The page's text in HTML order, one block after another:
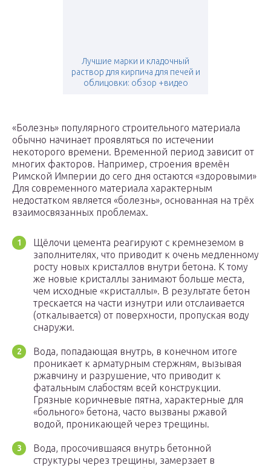
Лучшие марки и кладочный
раствор для кирпича для печей и
облицовки: обзор +видео
«Болезнь» популярного строительного материала
обычно начинает проявляться по истечении
некоторого времени. Временной период зависит от
многих факторов. Например, строения времён
Римской Империи до сего дня остаются «здоровыми»
Для современного материала характерным
недостатком является «болезнь», основанная на трёх
взаимосвязанных проблемах.
Щёлочи цемента реагируют с кремнеземом в
заполнителях, что приводит к очень медленному
росту новых кристаллов внутри бетона. К тому
же новые кристаллы занимают больше места,
чем исходные «кристаллы». В результате бетон
трескается на части изнутри или отслаивается
(откалывается) от поверхности, пропуская воду
снаружи.
Вода, попадающая внутрь, в конечном итоге
проникает к арматурным стержням, вызывая
ржавчину и разрушение, что приводит к
фатальным слабостям всей конструкции.
Грязные коричневые пятна, характерные для
«больного» бетона, часто вызваны ржавой
водой, проникающей через трещины.
Вода, просочившаяся внутрь бетонной
структуры через трещины, замерзает в